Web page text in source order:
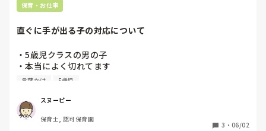
保育・お仕事
直ぐに手が出る子の対応について
・5歳児クラスの男の子
・本当によく切れてます
・殴る
・暴言
・睨む
言葉かけ 5歳児
スヌーピー
保育士, 認可保育園
3 ・ 06/02